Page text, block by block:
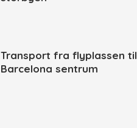
Transport fra flyplassen til
Barcelona sentrum